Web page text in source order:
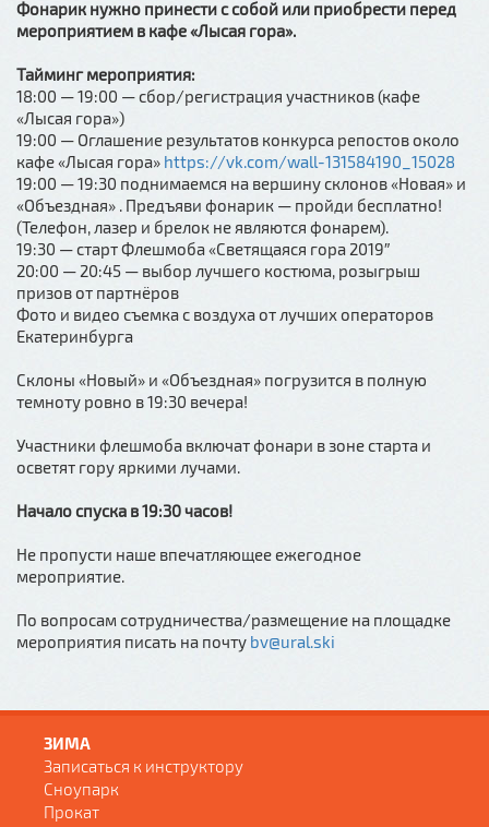
Фонарик нужно принести с собой или приобрести перед
мероприятием в кафе «Лысая гора».
Тайминг мероприятия:
18:00 — 19:00 — сбор/регистрация участников (кафе
«Лысая гора»)
19:00 — Оглашение результатов конкурса репостов около
кафе «Лысая гора» https://vk.com/wall-131584190_15028
19:00 — 19:30 поднимаемся на вершину склонов «Новая» и
«Объездная» . Предъяви фонарик — пройди бесплатно!
(Телефон, лазер и брелок не являются фонарем).
19:30 — старт Флешмоба «Светящаяся гора 2019″
20:00 — 20:45 — выбор лучшего костюма, розыгрыш
призов от партнёров
Фото и видео съемка с воздуха от лучших операторов
Екатеринбурга
Склоны «Новый» и «Объездная» погрузится в полную
темноту ровно в 19:30 вечера!
Участники флешмоба включат фонари в зоне старта и
осветят гору яркими лучами.
Начало спуска в 19:30 часов!
Не пропусти наше впечатляющее ежегодное
мероприятие.
По вопросам сотрудничества/размещение на площадке
мероприятия писать на почту bv@ural.ski
ЗИМА
Записаться к инструктору
Сноупарк
Прокат